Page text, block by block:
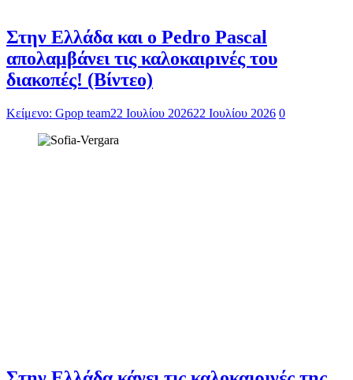
Στην Ελλάδα και ο Pedro Pascal
απολαμβάνει τις καλοκαιρινές του
διακοπές! (Βίντεο)
Κείμενο: Gpop team22 Ιουλίου 202622 Ιουλίου 2026 0